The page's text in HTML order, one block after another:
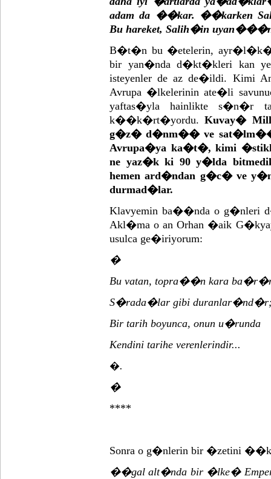
adam da ��kar. ��karken
Bu hareket, Salih�in
B�t�n bu �etelerin,
bir yan�nda d�kt�kleri kan
isteyenler de az de�ildi. Kimi
Avrupa �lkelerinin ate�li
yaftas�yla hainlikte s�n�r
k��k�rt�yordu.Kuvay�
g�z� d�nm�� ve sat�lm��
Avrupa�ya ka�t�, kimi
ne yaz�k ki 90 y�lda
hemen ard�ndan g�c� ve
durmad�lar.
Klavyemin ba��nda o
Akl�ma o an Orhan �aik
usulca ge�iriyorum:
�
Bu vatan, topra��n kara
S�rada�lar gibi
Bir tarih boyunca, onun u�runda
Kendini tarihe verenlerindir...
�.
�
****
Sonra o g�nlerin bir �zetini
��gal alt�nda bir �lke�